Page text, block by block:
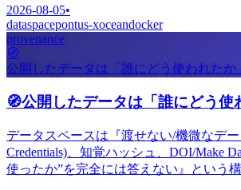
2026-08-05•
dataspacepontus-xoceandocker
provenance
🧭
公開したデータは「誰にどう使われた
🧭公開したデータは「誰にどう
データスペースは『渡せない/機微なデ
Credentials)、知覚ハッシュ、DOI/Make
使ったか”を完全には答えない』という